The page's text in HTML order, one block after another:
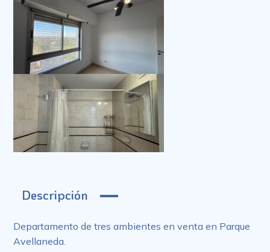
Descripción
Departamento de tres ambientes en venta en Parque
Avellaneda.